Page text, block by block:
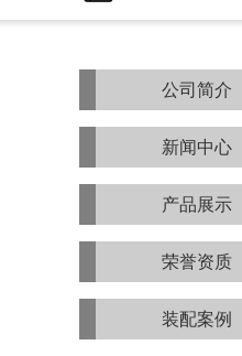
公司简介
新闻中心
产品展示
荣誉资质
装配案例